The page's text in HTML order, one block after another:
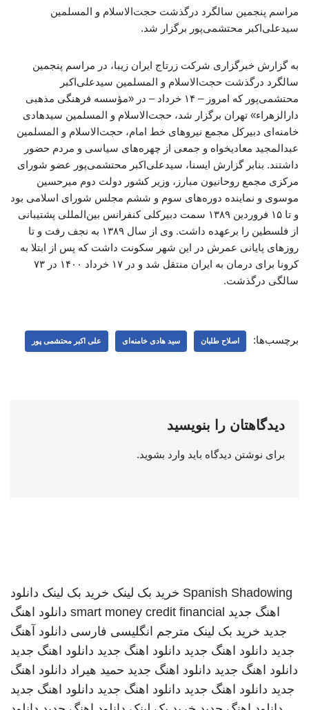
مراسم پنجمین سالگرد درگذشت حجت‌الاسلام و المسلمین
سیدعلی‌اکبر محتشمی‌پور برگزار شد.
به گزارش خبرگزاری شرکت زرتاج ایران زیبا، در مراسم پنجمین
سالگرد درگذشت حجت‌الاسلام و المسلمین سیدعلی‌اکبر
محتشمی‌پور که امروز – ۱۴ خرداد – در «مؤسسه فرهنگی مذهبی
دارالزهراء» تهران برگزار شد، حجت‌الاسلام و المسلمین سیدهادی
خامنه‌ای دبیرکل مجمع نیروهای خط امام، حجت‌الاسلام و المسلمین
عبدالمجید معادیخواه و جمعی از چهره‌های سیاسی و مردم حضور
داشتند. بنابر گزارش ایسنا، سیدعلی‌اکبر محتشمی‌پور عضو شورای
مرکزی مجمع روحانیون مبارز، وزیر کشور دولت دوم میرحسین
موسوی و نماینده دوره‌های سوم و ششم مجلس شورای اسلامی بود
و تا ۱۵ فروردین ۱۳۸۹ سمت دبیرکلی کنفرانس بین‌المللی پشتیبانی
از فلسطین را برعهده داشت. وی از سال ۱۳۸۹ به نجف رفت و تا
روزهای پایانی عمرش در این شهر سکونت داشت که پس از ابتلا به
کرونا برای درمان به ایران منتقل شد و در ۱۷ خرداد ۱۴۰۰ در ۷۳
سالگی درگذشت.
برچسب‌ها: اصلاح طلبان سید هادی خامنه‌ای علی اکبر محتشمی پور
دیدگاهتان را بنویسید
برای نوشتن دیدگاه باید وارد بشوید.
Spanish Shadowing خرید بک لینک خرید بک لینک دانلود
اهنگ جدید smart money credit financial دانلود اهنگ
جدید خرید بک لینک مترجم انگلیسی فارسی دانلود آهنگ
جدید دانلود اهنگ جدید دانلود اهنگ جدید دانلود اهنگ جدید
دانلود اهنگ جدید دانلود اهنگ جدید حمید هیراد دانلود اهنگ
جدید دانلود اهنگ جدید دانلود اهنگ جدید دانلود اهنگ جدید